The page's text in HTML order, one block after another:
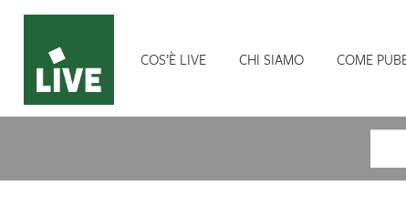
COS’È LIVE CHI SIAMO COME